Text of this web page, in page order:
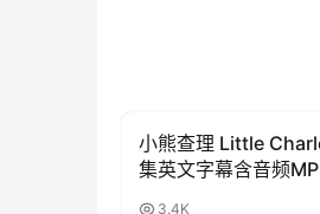
3-6岁动画
小熊查理 Little
集英文字幕含音频
3.4K